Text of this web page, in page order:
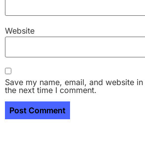
Website
Save my name, email, and website
the next time I comment.